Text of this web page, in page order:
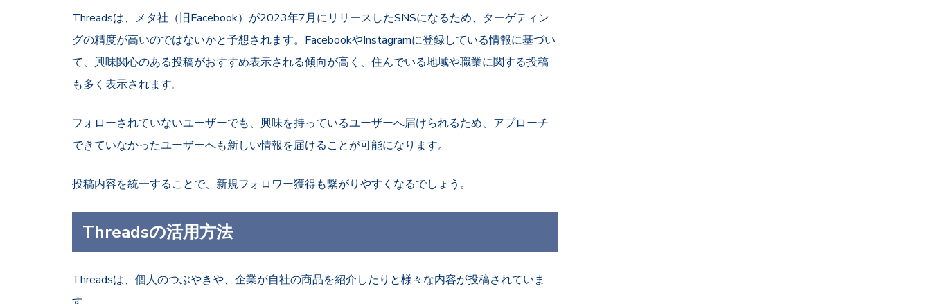
Threadsは、メタ社（旧Facebook）が2023年7月にリリースしたSNSになるため、ターゲティン
グの精度が高いのではないかと予想されます。 FacebookやInstagramに登録している情報に基づい
て、興味関心のある投稿がおすすめ表示される傾向が高く、住んでいる地域や職業に関する投稿
も多く表示されます。
フォローされていないユーザーでも、興味を持っているユーザーへ届けられるため、アプローチ
できていなかったユーザーへも新しい情報を届けることが可能になります。
投稿内容を統一することで、新規フォロワー獲得も繋がりやすくなるでしょう。
Threadsの活用方法
Threadsは、個人のつぶやきや、企業が自社の商品を紹介したりと様々な内容が投稿されていま